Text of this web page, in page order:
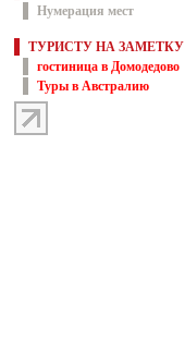
Нумерация мест
ТУРИСТУ НА ЗАМЕТКУ
гостиница в Домодедово
Туры в Австралию